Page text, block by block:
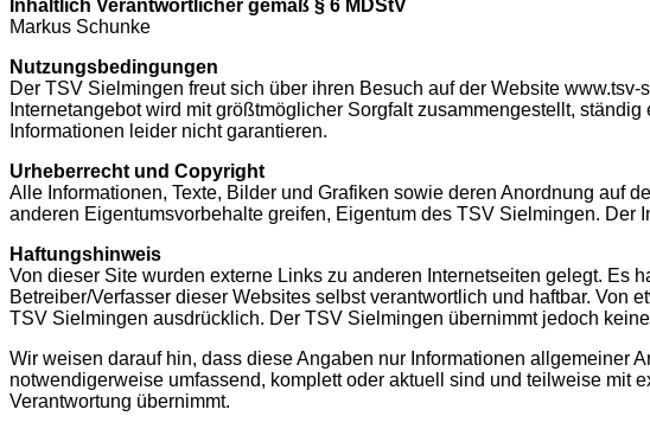
Inhaltlich Verantwortlicher gemäß § 6 MDStV
Markus Schunke
Nutzungsbedingungen
Der TSV Sielmingen freut sich über ihren Besuch auf der Website
Internetangebot wird mit größtmöglicher Sorgfalt zusammengestellt,
Informationen leider nicht garantieren.
Urheberrecht und Copyright
Alle Informationen, Texte, Bilder und Grafiken sowie deren Anordnung auf
anderen Eigentumsvorbehalte greifen, Eigentum des TSV Sielmingen.
Haftungshinweis
Von dieser Site wurden externe Links zu anderen Internetseiten gelegt.
Betreiber/Verfasser dieser Websites selbst verantwortlich und haftbar.
TSV Sielmingen ausdrücklich. Der TSV Sielmingen übernimmt jedoch
Wir weisen darauf hin, dass diese Angaben nur Informationen allgemeiner
notwendigerweise umfassend, komplett oder aktuell sind und teilweise mit
Verantwortung übernimmt.